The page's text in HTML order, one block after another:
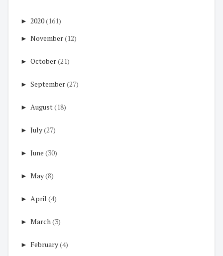
► 2020(161)
► November(12)
► October(21)
► September(27)
► August(18)
► July(27)
► June (30)
► May(8)
► April (4)
► March(3)
► February(4)